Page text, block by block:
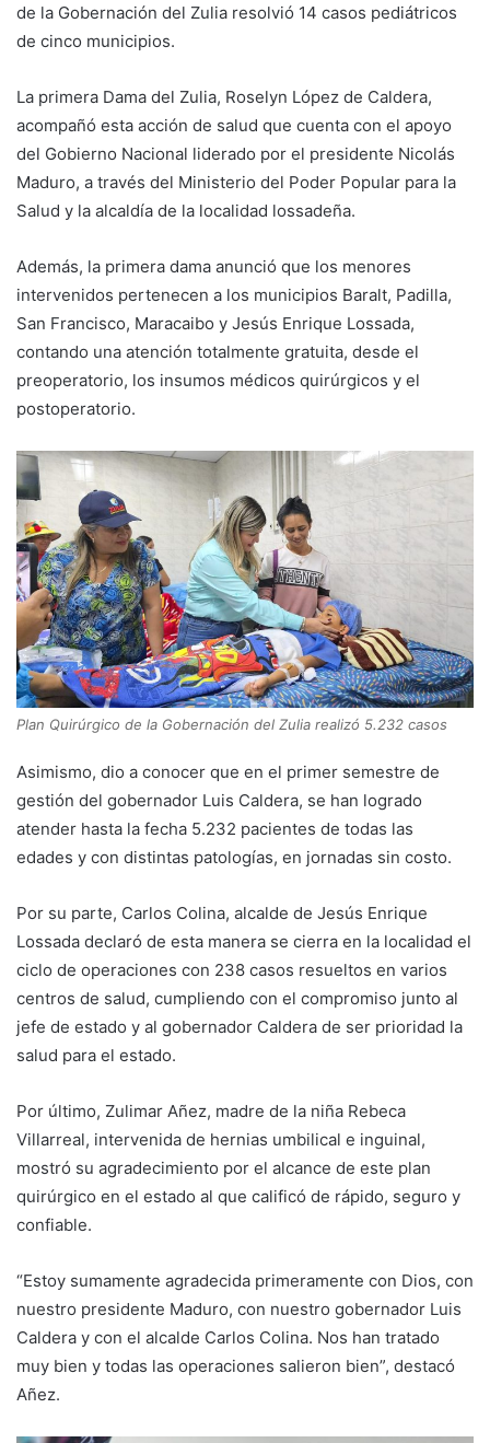
de la Gobernación del Zulia resolvió 14 casos pediátricos
de cinco municipios.
La primera Dama del Zulia, Roselyn López de Caldera,
acompañó esta acción de salud que cuenta con el apoyo
del Gobierno Nacional liderado por el presidente Nicolás
Maduro, a través del Ministerio del Poder Popular para la
Salud y la alcaldía de la localidad lossadeña.
Además, la primera dama anunció que los menores
intervenidos pertenecen a los municipios Baralt, Padilla,
San Francisco, Maracaibo y Jesús Enrique Lossada,
contando una atención totalmente gratuita, desde el
preoperatorio, los insumos médicos quirúrgicos y el
postoperatorio.
Plan Quirúrgico de la Gobernación del Zulia realizó 5.232 casos
Asimismo, dio a conocer que en el primer semestre de
gestión del gobernador Luis Caldera, se han logrado
atender hasta la fecha 5.232 pacientes de todas las
edades y con distintas patologías, en jornadas sin costo.
Por su parte, Carlos Colina, alcalde de Jesús Enrique
Lossada declaró de esta manera se cierra en la localidad el
ciclo de operaciones con 238 casos resueltos en varios
centros de salud, cumpliendo con el compromiso junto al
jefe de estado y al gobernador Caldera de ser prioridad la
salud para el estado.
Por último, Zulimar Añez, madre de la niña Rebeca
Villarreal, intervenida de hernias umbilical e inguinal,
mostró su agradecimiento por el alcance de este plan
quirúrgico en el estado al que calificó de rápido, seguro y
confiable.
“Estoy sumamente agradecida primeramente con Dios, con
nuestro presidente Maduro, con nuestro gobernador Luis
Caldera y con el alcalde Carlos Colina. Nos han tratado
muy bien y todas las operaciones salieron bien”, destacó
Añez.